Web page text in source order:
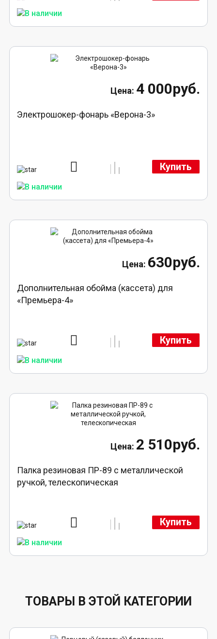
4 000руб.
Электрошокер-фонарь «Верона-3»
Купить
630руб.
Дополнительная обойма (кассета) для
«Премьера-4»
Купить
2 510руб.
Палка резиновая ПР-89 с металлической
ручкой, телескопическая
Купить
ТОВАРЫ В ЭТОЙ КАТЕГОРИИ